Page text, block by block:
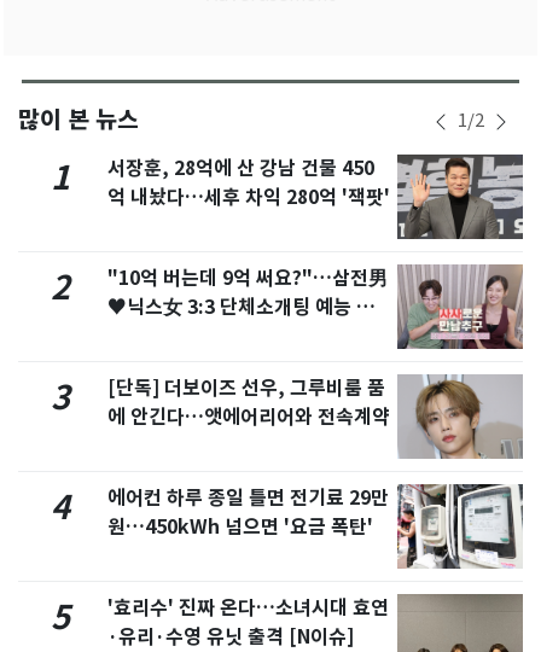
많이 본 뉴스 1/2
1
서장훈, 28억에 산 강남 건물 450
억 내놨다…세후 차익 280억 '잭팟'
2
"10억 버는데 9억 써요?"…삼전男
♥닉스女 3:3 단체소개팅 예능 화
3
[단독] 더보이즈 선우, 그루비룸 품
에 안긴다…앳에어리어와 전속계약
4
에어컨 하루 종일 틀면 전기료 29만
원…450kWh 넘으면 '요금 폭탄'
5
'효리수' 진짜 온다…소녀시대 효연
·유리·수영 유닛 출격 [N이슈]